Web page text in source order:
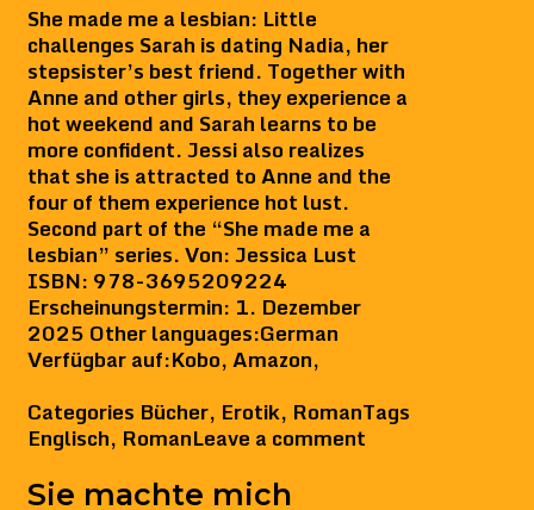
She made me a lesbian: Little
challenges Sarah is dating Nadia, her
stepsister’s best friend. Together with
Anne and other girls, they experience a
hot weekend and Sarah learns to be
more confident. Jessi also realizes
that she is attracted to Anne and the
four of them experience hot lust.
Second part of the “She made me a
lesbian” series. Von: Jessica Lust
ISBN: 978-3695209224
Erscheinungstermin: 1. Dezember
2025 Other languages:German
Verfügbar auf:Kobo, Amazon,
Categories Bücher, Erotik, RomanTags
Englisch, RomanLeave a comment
Sie machte mich